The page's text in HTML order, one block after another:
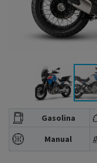
Gasolina
Manual